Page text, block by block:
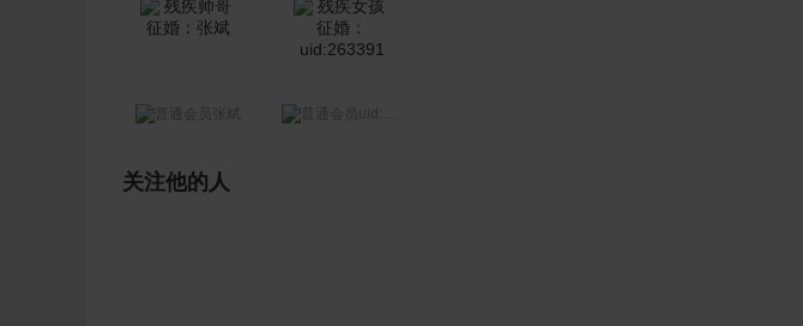
张斌 uid:263391
关注他的人